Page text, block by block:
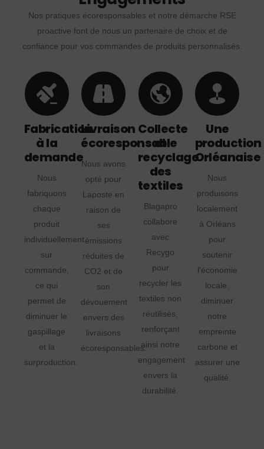
Nos pratiques écoresponsables et notre démarche RSE
proactive font de nous un partenaire de choix et de
confiance pour vos commandes de produits personnalisés.
Fabrication
à la
demande
Nous
fabriquons
chaque
produit
individuellement
sur
commande,
ce qui
permet de
diminuer le
gaspillage
et la
surproduction.
Livraison
écoresponsable
Nous avons
opté pour
Laposte en
raison de
ses
émissions
réduites de
CO2 et de
son
dévouement
envers des
livraisons
écoresponsables.
Collecte
et
recyclage
des
textiles
Blagapro
collabore
avec
Recygo
pour
recycler les
textiles non
réutilisés,
renforçant
ainsi notre
engagement
envers la
durabilité.
Une
production
Orléanaise
Nous
produisons
localement
à Orléans
pour
soutenir
l'économie
locale,
diminuer
notre
empreinte
carbone et
assurer une
qualité.